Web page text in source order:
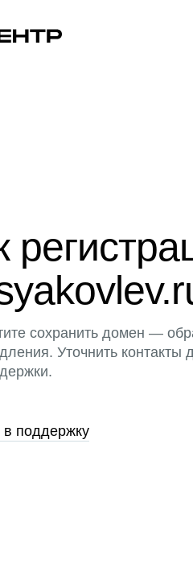
сохранить домен —
Уточнить контакты
в поддержку